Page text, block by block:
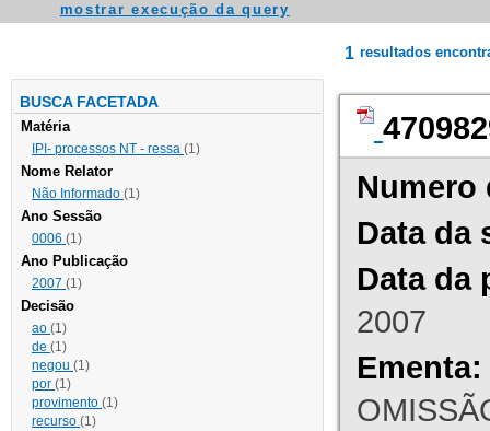
mostrar execução da query
BUSCA FACETADA
Matéria
IPI- processos NT - ressa (1)
Nome Relator
Não Informado (1)
Ano Sessão
0006 (1)
Ano Publicação
2007 (1)
Decisão
ao (1)
de (1)
negou (1)
por (1)
provimento (1)
recurso (1)
1 resultados
Numero
Data da
Data da
2007
Ementa: